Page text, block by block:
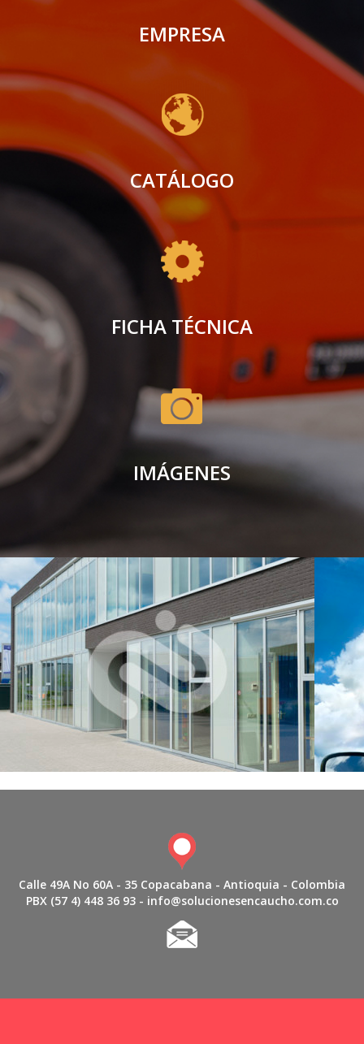
EMPRESA
CATÁLOGO
FICHA TÉCNICA
IMÁGENES
Calle 49A No 60A - 35 Copacabana - Antioquia - Colombia
PBX (57 4) 448 36 93 - info@solucionesencaucho.com.co